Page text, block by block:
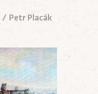
/ Petr Placák